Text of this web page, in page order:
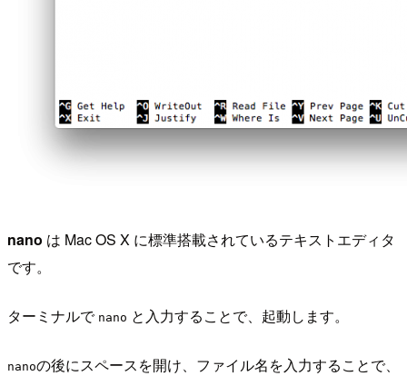
nano は Mac OS X に標準搭載されているテキストエディタ
です。
ターミナルで nano と入力することで、起動します。
nanoの後にスペースを開け、ファイル名を入力することで、